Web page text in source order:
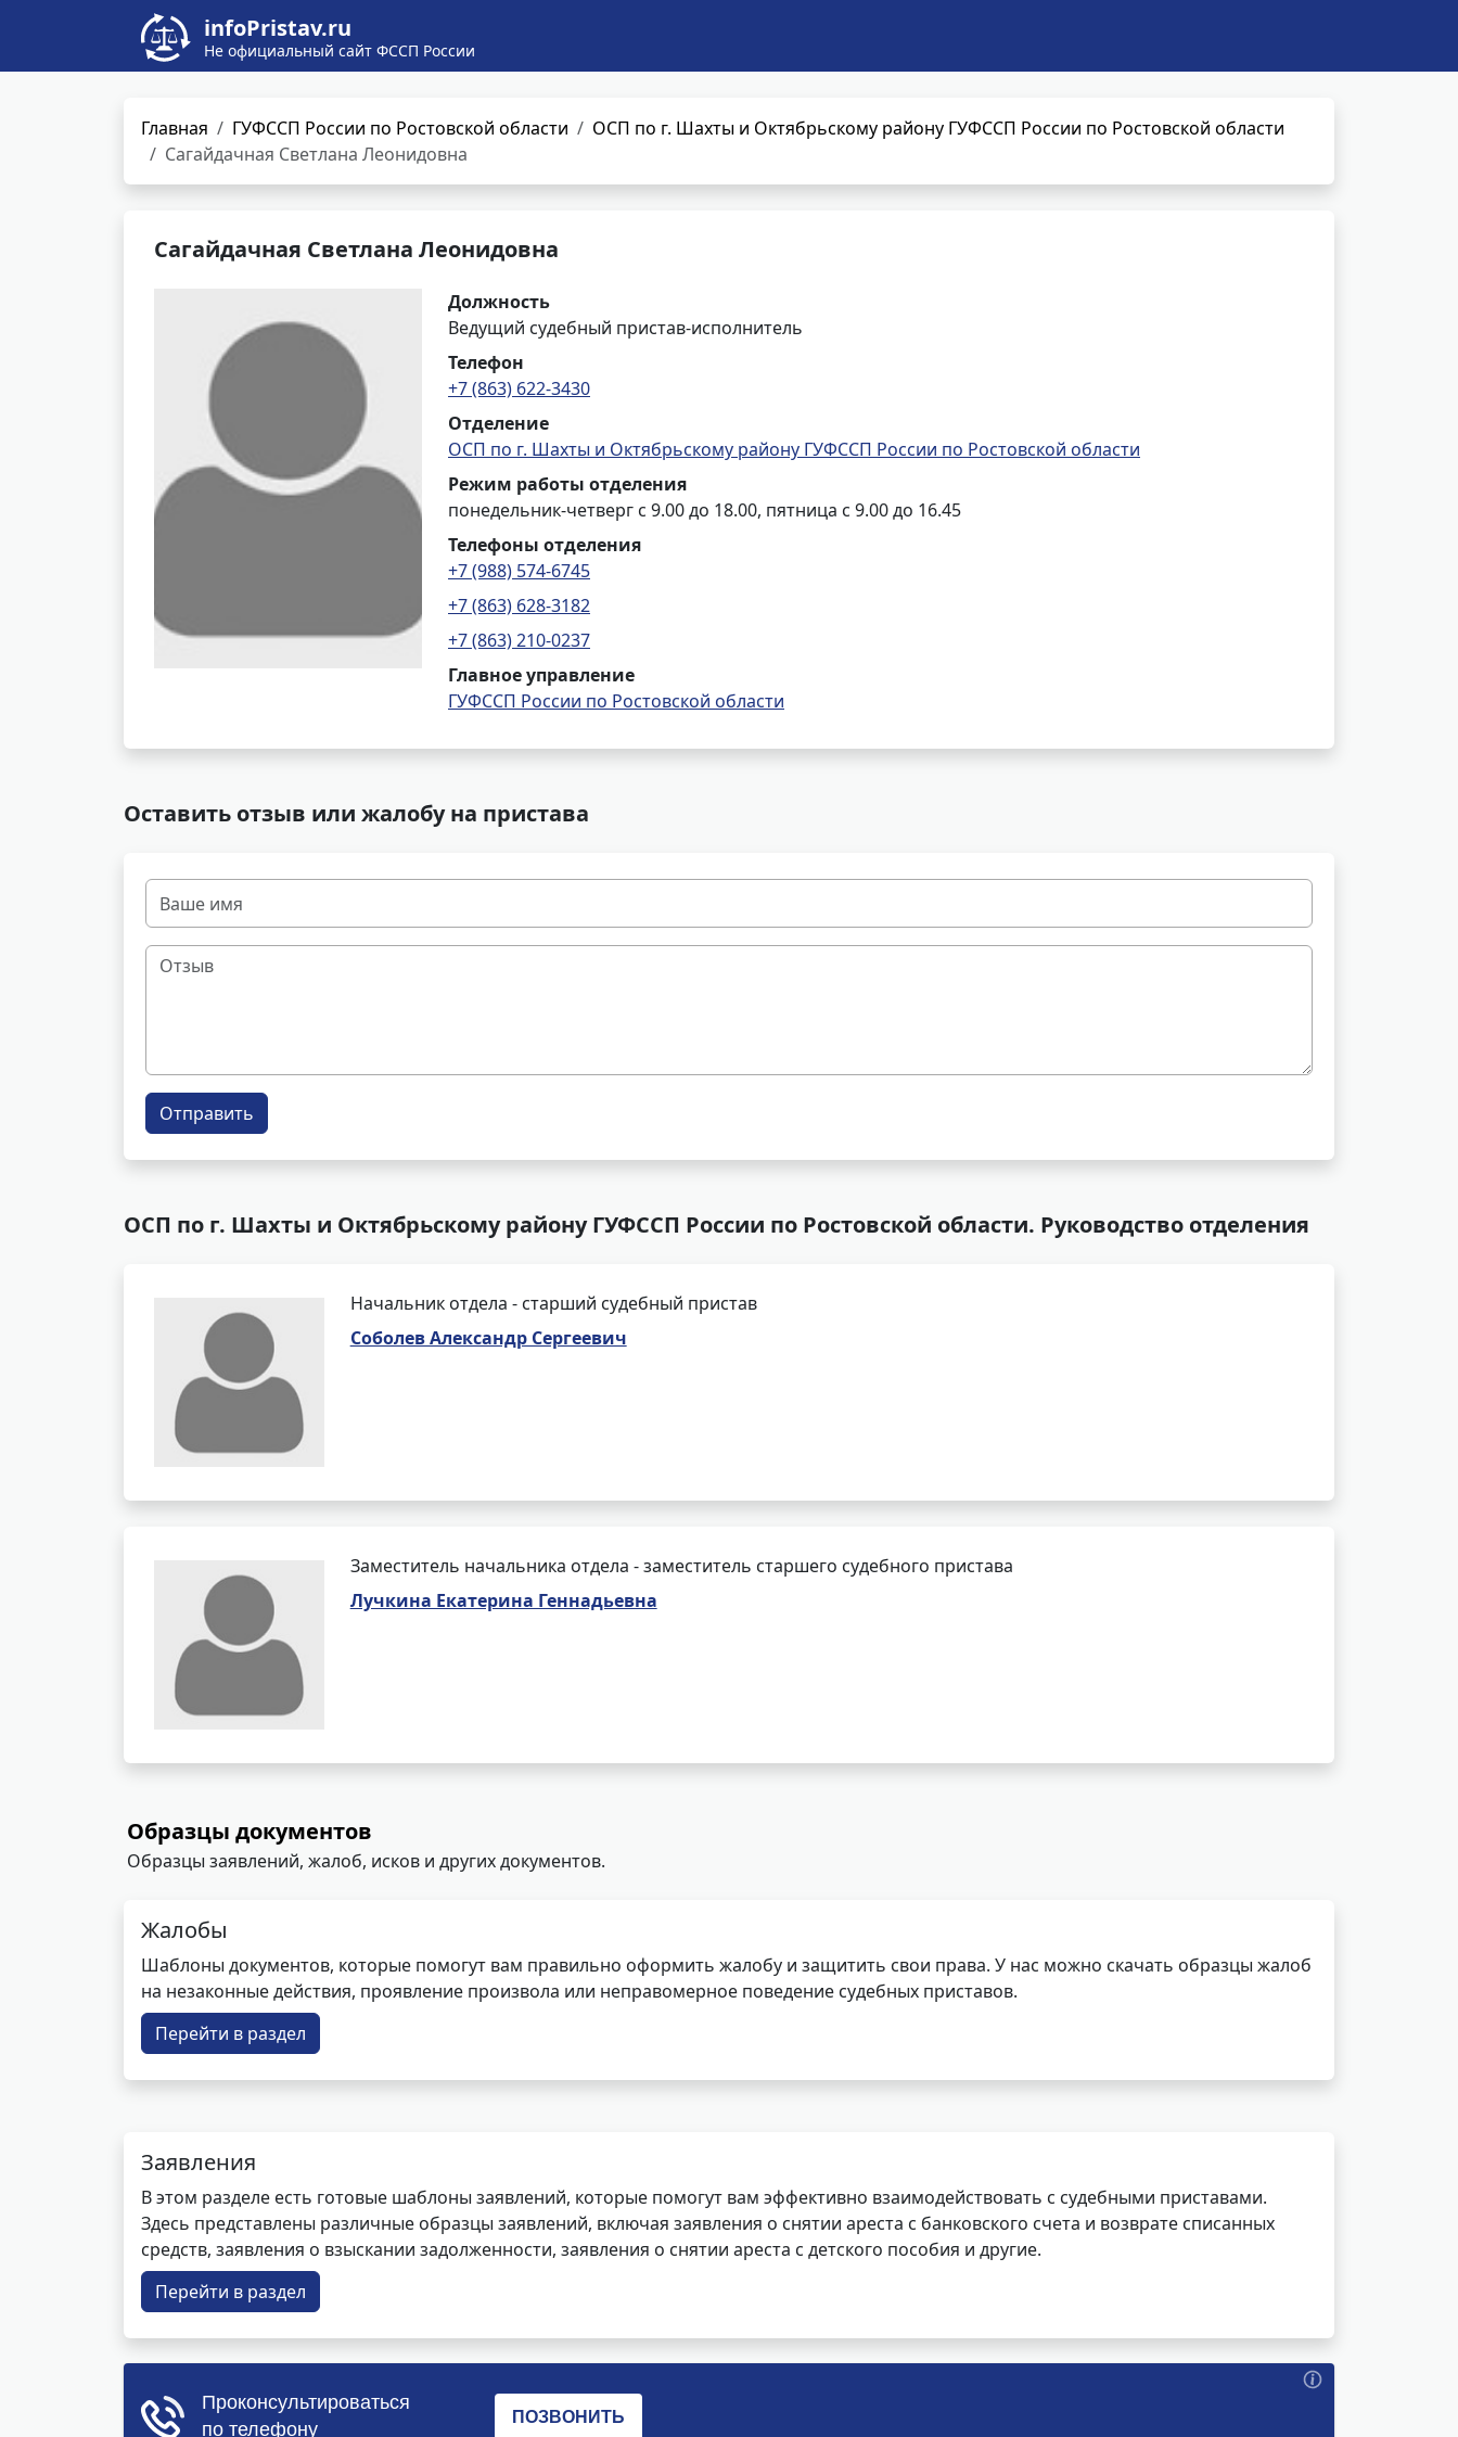
infoPristav.ru
Не официальный сайт ФССП России
Главная ГУФССП России по Ростовской области
ОСП по г. Шахты и Октябрьскому району ГУФССП России по Ростовской области
Сагайдачная Светлана Леонидовна
Сагайдачная Светлана Леонидовна
Должность
Ведущий судебный пристав-исполнитель
Телефон
+7 (863) 622-3430
Отделение
ОСП по г. Шахты и Октябрьскому району ГУФССП России по Ростовской области
Режим работы отделения
понедельник-четверг с 9.00 до 18.00, пятница с 9.00 до 16.45
Телефоны отделения
+7 (988) 574-6745
+7 (863) 628-3182
+7 (863) 210-0237
Главное управление
ГУФССП России по Ростовской области
Оставить отзыв или жалобу на пристава
Отправить
ОСП по г. Шахты и Октябрьскому району ГУФССП России по Ростовской области. Руководство отделения
Начальник отдела - старший судебный пристав
Соболев Александр Сергеевич
Заместитель начальника отдела - заместитель старшего судебного пристава
Лучкина Екатерина Геннадьевна
Образцы документов
Образцы заявлений, жалоб, исков и других документов.
Жалобы
Шаблоны документов, которые помогут вам правильно оформить жалобу и защитить свои права. У нас можно скачать образцы жалоб
на незаконные действия, проявление произвола или неправомерное поведение судебных приставов.
Перейти в раздел
Заявления
В этом разделе есть готовые шаблоны заявлений, которые помогут вам эффективно взаимодействовать с судебными приставами.
Здесь представлены различные образцы заявлений, включая заявления о снятии ареста с банковского счета и возврате списанных
средств, заявления о взыскании задолженности, заявления о снятии ареста с детского пособия и другие.
Перейти в раздел